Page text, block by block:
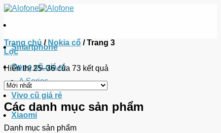
Smartphone
Oppo cũ giá rẻ
A Series
Vivo cũ giá rẻ
Xiaomi
Trang chủ / Nokia cổ /Trang 3
Lọc
Hiển thị 25–36 của 73 kết quả
Các danh mục sản phẩm
Danh mục sản phẩm